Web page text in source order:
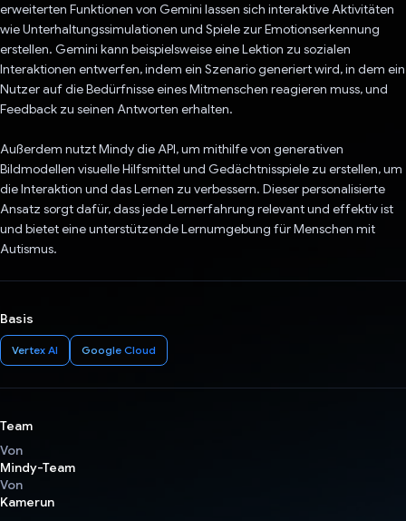
erweiterten Funktionen von Gemini lassen sich interaktive Aktivitäten
wie Unterhaltungssimulationen und Spiele zur Emotionserkennung
erstellen. Gemini kann beispielsweise eine Lektion zu sozialen
Interaktionen entwerfen, indem ein Szenario generiert wird, in dem ein
Nutzer auf die Bedürfnisse eines Mitmenschen reagieren muss, und
Feedback zu seinen Antworten erhalten.
Außerdem nutzt Mindy die API, um mithilfe von generativen
Bildmodellen visuelle Hilfsmittel und Gedächtnisspiele zu erstellen, um
die Interaktion und das Lernen zu verbessern. Dieser personalisierte
Ansatz sorgt dafür, dass jede Lernerfahrung relevant und effektiv ist
und bietet eine unterstützende Lernumgebung für Menschen mit
Autismus.
Basis
Vertex AI Google Cloud
Team
Von
Mindy-Team
Von
Kamerun